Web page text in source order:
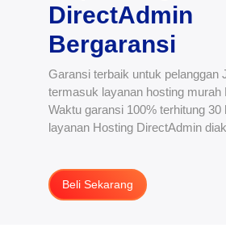
DirectAdmin
Bergaransi
Garansi terbaik untuk pelanggan
termasuk layanan hosting murah
Waktu garansi 100% terhitung 30
layanan Hosting DirectAdmin
Beli Sekarang